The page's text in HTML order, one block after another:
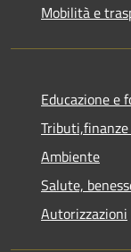
Mobilità e
Educazione e
Ambiente
Salute,
Autorizzazioni